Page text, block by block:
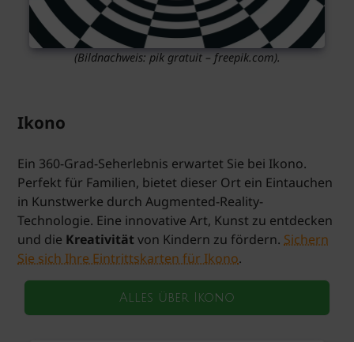
(Bildnachweis: pik gratuit – freepik.com).
Ikono
Ein 360-Grad-Seherlebnis erwartet Sie bei Ikono.
Perfekt für Familien, bietet dieser Ort ein Eintauchen
in Kunstwerke durch Augmented-Reality-
Technologie. Eine innovative Art, Kunst zu entdecken
und die Kreativitätvon Kindern zu fördern. Sichern
Sie sich Ihre Eintrittskarten für Ikono.
Alles über Ikono